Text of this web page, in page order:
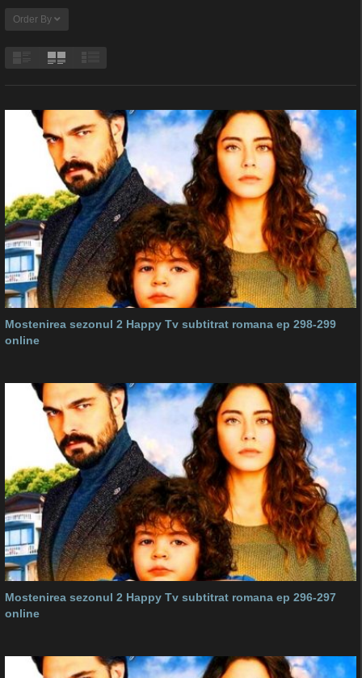
Order By
Mostenirea sezonul 2 Happy Tv subtitrat romana ep 298-299
online
Mostenirea sezonul 2 Happy Tv subtitrat romana ep 296-297
online